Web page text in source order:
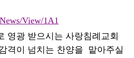
View/1A1
영광 받으시는 사랑침례교회
격이 넘치는 찬양을 맡아주실